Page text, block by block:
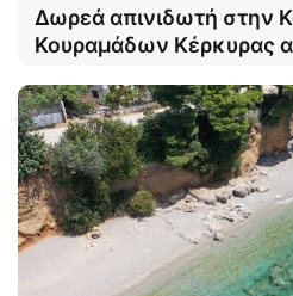
Δωρεά απινιδωτή στην
Κουραμάδων Κέρκυρας